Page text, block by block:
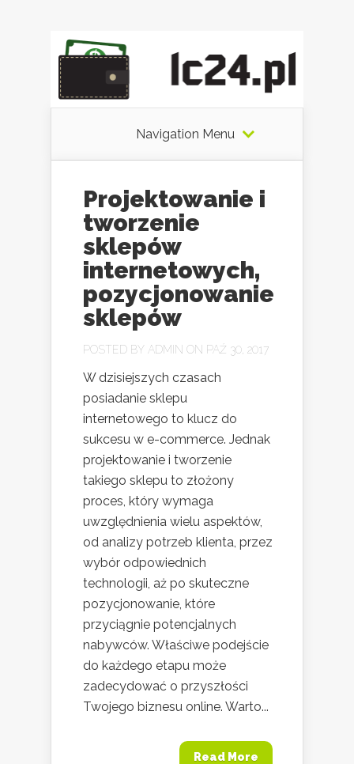
Navigation Menu
Projektowanie i
tworzenie
sklepów
internetowych,
pozycjonowanie
sklepów
POSTED BY ADMIN ON PAŹ 30, 2017
W dzisiejszych czasach
posiadanie sklepu
internetowego to klucz do
sukcesu w e-commerce. Jednak
projektowanie i tworzenie
takiego sklepu to złożony
proces, który wymaga
uwzględnienia wielu aspektów,
od analizy potrzeb klienta, przez
wybór odpowiednich
technologii, aż po skuteczne
pozycjonowanie, które
przyciągnie potencjalnych
nabywców. Właściwe podejście
do każdego etapu może
zadecydować o przyszłości
Twojego biznesu online. Warto...
Read More